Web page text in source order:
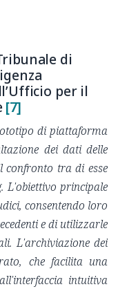
di
per il
[7]
di piattaforma
dei dati delle
confronto tra di esse
L'obiettivo principale
consentendo loro
e di utilizzarle
L'archiviazione dei
che facilita una
intuitiva